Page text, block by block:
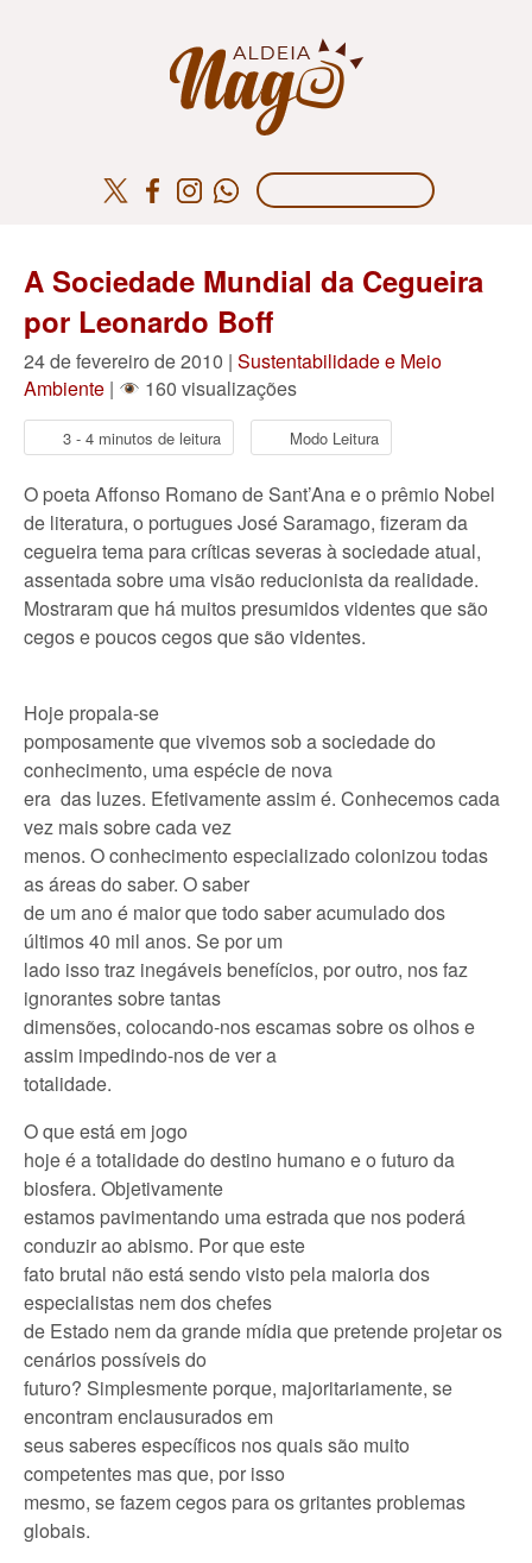
A Sociedade Mundial da Cegueira
por Leonardo Boff
24 de fevereiro de 2010 | Sustentabilidade e Meio
Ambiente | 160 visualizações
3 - 4 minutos de leitura Modo Leitura
O poeta Affonso Romano de Sant’Ana e o prêmio Nobel
de literatura, o portugues José Saramago, fizeram da
cegueira tema para críticas severas à sociedade atual,
assentada sobre uma visão reducionista da realidade.
Mostraram que há muitos presumidos videntes que são
cegos e poucos cegos que são videntes.
Hoje propala-se
pomposamente que vivemos sob a sociedade do
conhecimento, uma espécie de nova
era das luzes. Efetivamente assim é. Conhecemos cada
vez mais sobre cada vez
menos. O conhecimento especializado colonizou todas
as áreas do saber. O saber
de um ano é maior que todo saber acumulado dos
últimos 40 mil anos. Se por um
lado isso traz inegáveis benefícios, por outro, nos faz
ignorantes sobre tantas
dimensões, colocando-nos escamas sobre os olhos e
assim impedindo-nos de ver a
totalidade.
O que está em jogo
hoje é a totalidade do destino humano e o futuro da
biosfera. Objetivamente
estamos pavimentando uma estrada que nos poderá
conduzir ao abismo. Por que este
fato brutal não está sendo visto pela maioria dos
especialistas nem dos chefes
de Estado nem da grande mídia que pretende projetar os
cenários possíveis do
futuro? Simplesmente porque, majoritariamente, se
encontram enclausurados em
seus saberes específicos nos quais são muito
competentes mas que, por isso
mesmo, se fazem cegos para os gritantes problemas
globais.